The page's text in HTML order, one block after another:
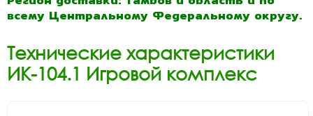
всему Центральному Федеральному округу.
Технические характеристики
ИК-104.1 Игровой комплекс